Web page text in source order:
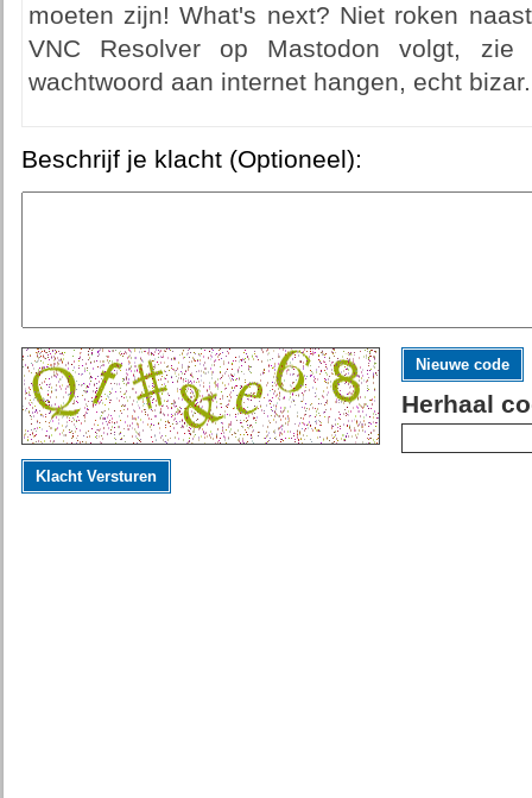
moeten zijn! What's next? Niet roken
VNC Resolver op Mastodon volgt, zie
wachtwoord aan internet hangen, echt bizar.
Beschrijf je klacht (Optioneel):
Nieuwe code
Herhaal
Klacht Versturen